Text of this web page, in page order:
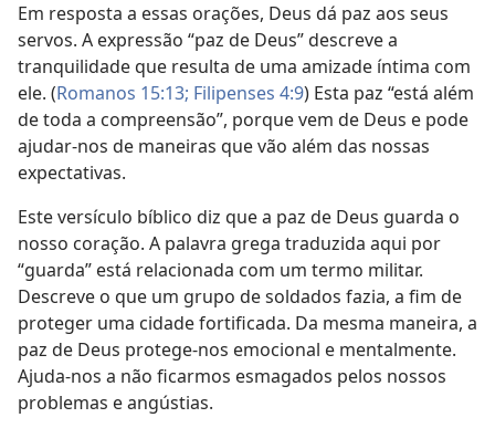
Em resposta a essas orações, Deus dá paz aos seus
servos. A expressão “paz de Deus” descreve a
tranquilidade que resulta de uma amizade íntima com
ele. (Romanos 15:13; Filipenses 4:9) Esta paz “está além
de toda a compreensão”, porque vem de Deus e pode
ajudar-nos de maneiras que vão além das nossas
expectativas.
Este versículo bíblico diz que a paz de Deus guarda o
nosso coração. A palavra grega traduzida aqui por
“guarda” está relacionada com um termo militar.
Descreve o que um grupo de soldados fazia, a fim de
proteger uma cidade fortificada. Da mesma maneira, a
paz de Deus protege-nos emocional e mentalmente.
Ajuda-nos a não ficarmos esmagados pelos nossos
problemas e angústias.